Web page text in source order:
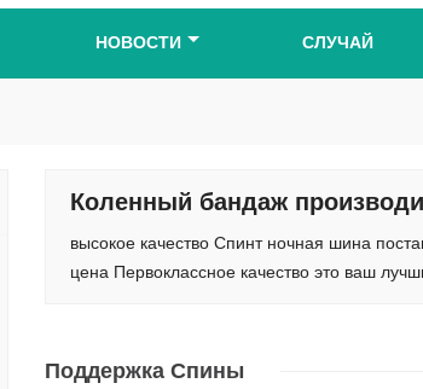
НОВОСТИ СЛУЧАЙ
Коленный бандаж
высокое качество Спинт ночная шина
цена Первоклассное качество это ваш
Поддержка Спины